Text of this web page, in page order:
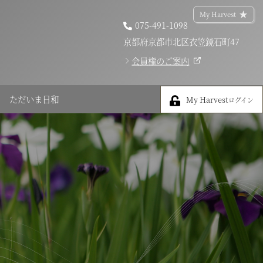
075-491-1098
京都府京都市北区衣笠鏡石町47
会員権のご案内
My Harvest
ただいま日和 My Harvestログイン